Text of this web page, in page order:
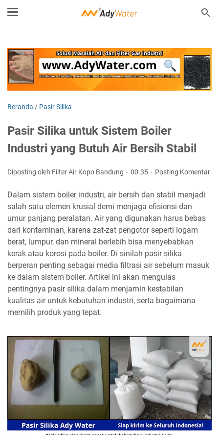
Beranda / Pasir Silika
Pasir Silika untuk Sistem Boiler
Industri yang Butuh Air Bersih Stabil
Diposting oleh Filter Air Kopo Bandung 00.35 Posting Komentar
Dalam sistem boiler industri, air bersih dan stabil menjadi
salah satu elemen krusial demi menjaga efisiensi dan
umur panjang peralatan. Air yang digunakan harus bebas
dari kontaminan, karena zat-zat pengotor seperti logam
berat, lumpur, dan mineral berlebih bisa menyebabkan
kerak atau korosi pada boiler. Di sinilah pasir silika
berperan penting sebagai media filtrasi air sebelum masuk
ke dalam sistem boiler. Artikel ini akan mengulas
pentingnya pasir silika dalam menjamin kestabilan
kualitas air untuk kebutuhan industri, serta bagaimana
memilih produk yang tepat.